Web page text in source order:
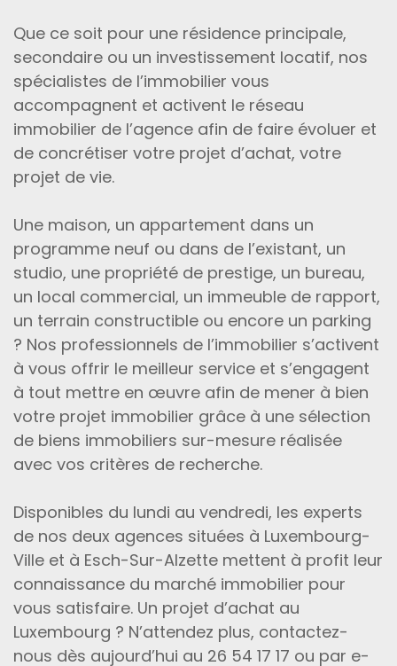
Que ce soit pour une résidence principale,
secondaire ou un investissement locatif, nos
spécialistes de l’immobilier vous
accompagnent et activent le réseau
immobilier de l’agence afin de faire évoluer et
de concrétiser votre projet d’achat, votre
projet de vie.
Une maison, un appartement dans un
programme neuf ou dans de l’existant, un
studio, une propriété de prestige, un bureau,
un local commercial, un immeuble de rapport,
un terrain constructible ou encore un parking
? Nos professionnels de l’immobilier s’activent
à vous offrir le meilleur service et s’engagent
à tout mettre en œuvre afin de mener à bien
votre projet immobilier grâce à une sélection
de biens immobiliers sur-mesure réalisée
avec vos critères de recherche.
Disponibles du lundi au vendredi, les experts
de nos deux agences situées à Luxembourg-
Ville et à Esch-Sur-Alzette mettent à profit leur
connaissance du marché immobilier pour
vous satisfaire. Un projet d’achat au
Luxembourg ? N’attendez plus, contactez-
nous dès aujourd’hui au 26 54 17 17 ou par e-